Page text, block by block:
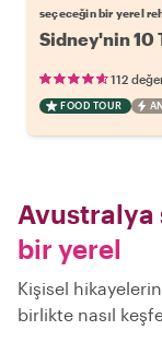
seçeceğin bir yerel
Sidney'nin 10
112
FOOD TOUR
Avustralya
bir yerel
Kişisel
birlikte nasıl